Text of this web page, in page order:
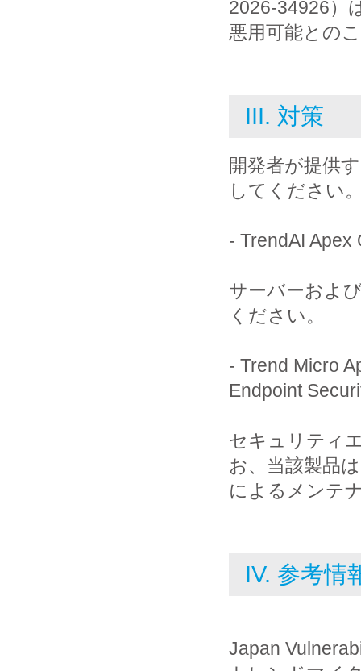
2026-34926）
悪用可能との
III. 対策
開発者が提供
してください
- TrendAI
サーバーおよ
ください。
- Trend Micro
Endpoint
セキュリティ
お、当該製品
によるメンテ
IV. 参考情
Japan